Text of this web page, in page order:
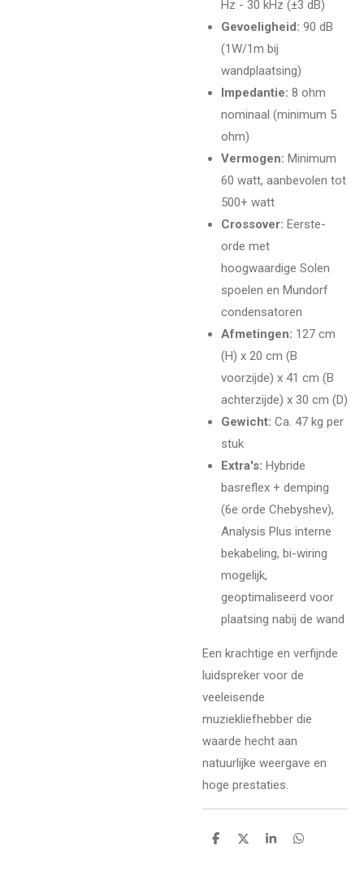
Hz - 30 kHz (±3 dB)
Gevoeligheid: 90 dB
(1W/1m bij
wandplaatsing)
Impedantie: 8 ohm
nominaal (minimum 5
ohm)
Vermogen: Minimum
60 watt, aanbevolen tot
500+ watt
Crossover: Eerste-
orde met
hoogwaardige Solen
spoelen en Mundorf
condensatoren
Afmetingen: 127 cm
(H) x 20 cm (B
voorzijde) x 41 cm (B
achterzijde) x 30 cm (D)
Gewicht: Ca. 47 kg per
stuk
Extra's: Hybride
basreflex + demping
(6e orde Chebyshev),
Analysis Plus interne
bekabeling, bi-wiring
mogelijk,
geoptimaliseerd voor
plaatsing nabij de wand
Een krachtige en verfijnde
luidspreker voor de
veeleisende
muziekliefhebber die
waarde hecht aan
natuurlijke weergave en
hoge prestaties.
D
D
S
D